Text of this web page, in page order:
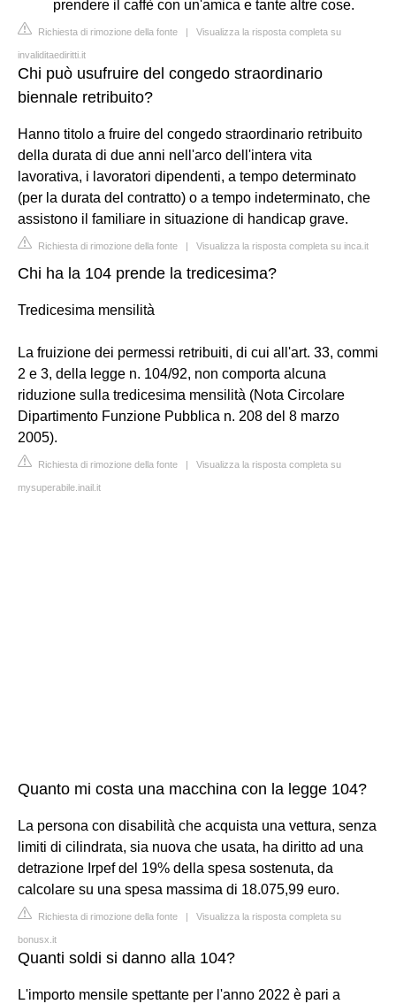
prendere il caffè con un'amica e tante altre cose.
Richiesta di rimozione della fonte | Visualizza la risposta completa su
invaliditaediritti.it
Chi può usufruire del congedo straordinario
biennale retribuito?
Hanno titolo a fruire del congedo straordinario retribuito
della durata di due anni nell'arco dell'intera vita
lavorativa, i lavoratori dipendenti, a tempo determinato
(per la durata del contratto) o a tempo indeterminato, che
assistono il familiare in situazione di handicap grave.
Richiesta di rimozione della fonte | Visualizza la risposta completa su inca.it
Chi ha la 104 prende la tredicesima?
Tredicesima mensilità
La fruizione dei permessi retribuiti, di cui all'art. 33, commi
2 e 3, della legge n. 104/92, non comporta alcuna
riduzione sulla tredicesima mensilità (Nota Circolare
Dipartimento Funzione Pubblica n. 208 del 8 marzo
2005).
Richiesta di rimozione della fonte | Visualizza la risposta completa su
mysuperabile.inail.it
Quanto mi costa una macchina con la legge 104?
La persona con disabilità che acquista una vettura, senza
limiti di cilindrata, sia nuova che usata, ha diritto ad una
detrazione Irpef del 19% della spesa sostenuta, da
calcolare su una spesa massima di 18.075,99 euro.
Richiesta di rimozione della fonte | Visualizza la risposta completa su
bonusx.it
Quanti soldi si danno alla 104?
L'importo mensile spettante per l'anno 2022 è pari a